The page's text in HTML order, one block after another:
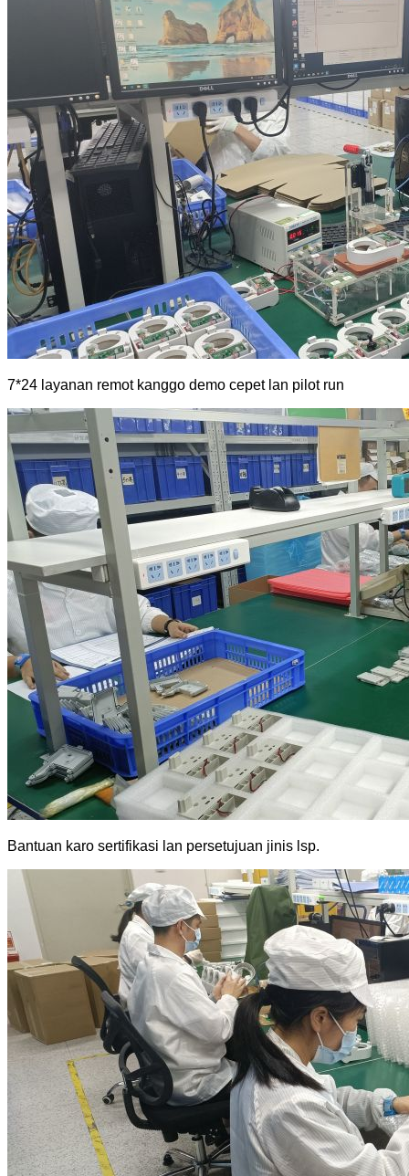
7*24 layanan remot kanggo demo cepet lan pilot run
Bantuan karo sertifikasi lan persetujuan jinis lsp.